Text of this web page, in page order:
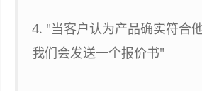
4. "当客户认为产品确实符合
我们会发送一个报价书"